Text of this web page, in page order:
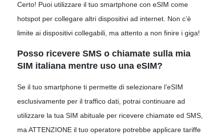
Certo! Puoi utilizzare il tuo smartphone con eSIM come
hotspot per collegare altri dispositivi ad internet. Non c’è
limite ai dispositivi collegabili, ma attento a non finire i giga!
Posso ricevere SMS o chiamate sulla mia
SIM italiana mentre uso una eSIM?
Se il tuo smartphone ti permette di selezionare l’eSIM
esclusivamente per il traffico dati, potrai continuare ad
utilizzare la tua SIM abituale per ricevere chiamate ed SMS,
ma ATTENZIONE il tuo operatore potrebbe applicare tariffe